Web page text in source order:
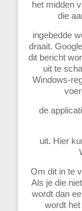
het midden
die
ingebedde
draait.
dit bericht
uit te
Windows-
de
uit. Hier
Om dit in te
Als je die
wordt dan
wordt